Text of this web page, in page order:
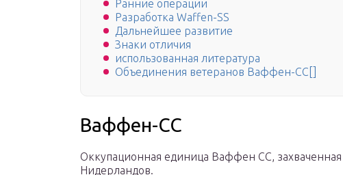
Ранние операции
Разработка Waffen-SS
Дальнейшее развитие
Знаки отличия
использованная литература
Объединения ветеранов Ваффен-СС[]
Ваффен-СС
Оккупационная единица Ваффен СС,
Нидерландов.